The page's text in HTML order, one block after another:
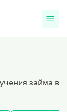
займа в